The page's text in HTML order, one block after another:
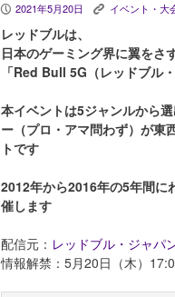
P 2021年5月20日 K イベント・大
レッドブルは、
日本のゲーミング界に翼をさ
「Red Bull 5G（レッドブル
本イベントは5ジャンルから
ー（プロ・アマ問わず）が東
トです
2012年から2016年の5年間
催します
配信元： レッドブル・ジャパ
情報解禁：5月20日（木）